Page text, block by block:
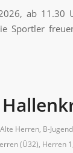
ab 11.30
Sportler
Alte Herren, B-Jugend
(Ü32), Herren 1